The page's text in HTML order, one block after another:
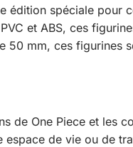
édition spéciale pour
et ABS, ces
50 mm, ces figurines
de One Piece et les
de vie ou de